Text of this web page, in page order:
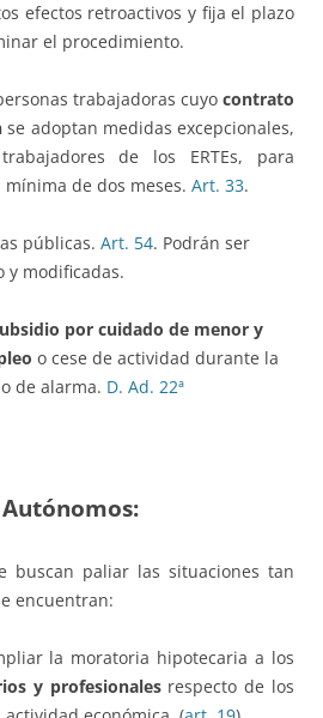
efectos retroactivos y fija el plazo
el procedimiento.
trabajadoras cuyo contrato
se adoptan medidas excepcionales,
de los ERTEs, para
de dos meses. Art. 33.
públicas. Art. 54. Podrán ser
y modificadas.
por cuidado de menor y
o cese de actividad durante la
de alarma. D. Ad. 22ª
buscan paliar las situaciones tan
encuentran:
la moratoria hipotecaria a los
y profesionalesrespecto de los